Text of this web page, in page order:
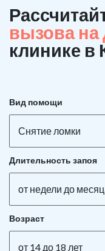
вызова на
клинике
Вид помощи
Снятие ломки
Длительность запоя
от недели до
Возраст
от 14 до 18 лет